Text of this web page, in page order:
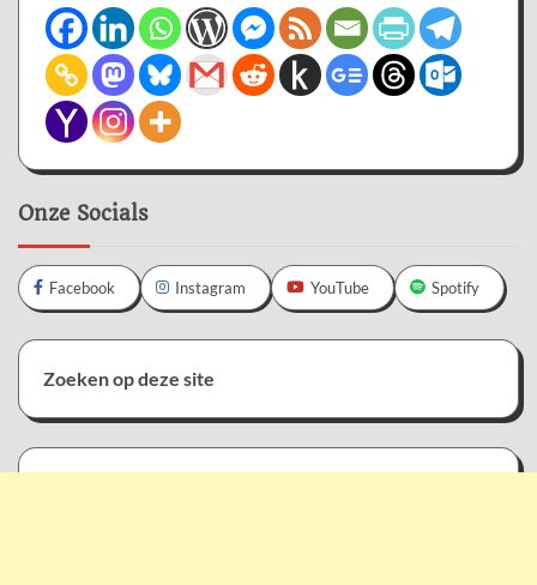
Onze Socials
Facebook Instagram YouTube Spotify
Zoeken op deze site